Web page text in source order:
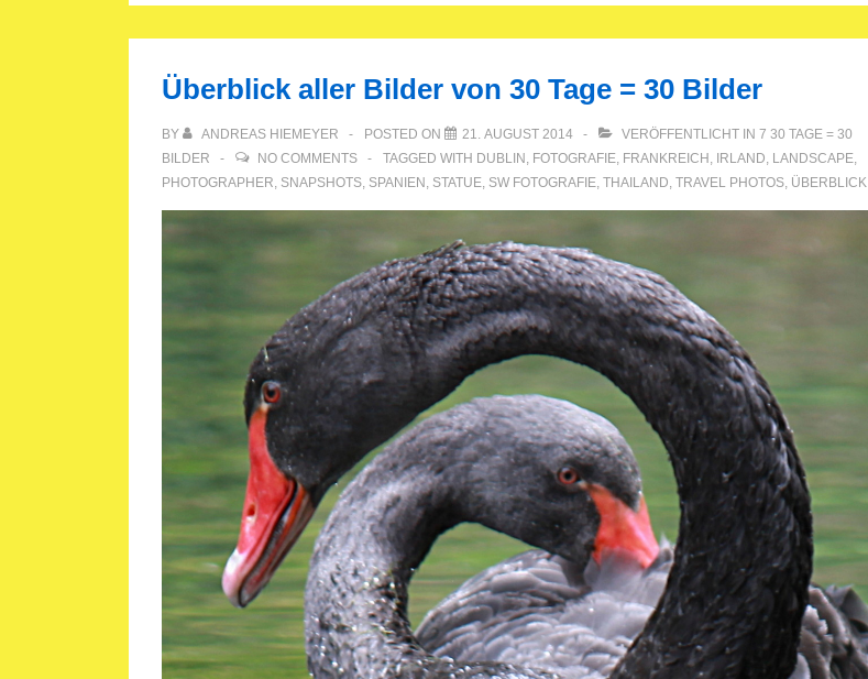
Überblick aller Bilder von 30 Tage = 30 Bilder
BY ANDREAS HIEMEYER POSTED ON 21. AUGUST 2014 VERÖFFENTLICHT IN 7 30 TAGE = 30
BILDER
NO COMMENTS TAGGED WITH DUBLIN , FOTOGRAFIE, FRANKREICH , IRLAND, LANDSCAPE,
PHOTOGRAPHER, SNAPSHOTS, SPANIEN , STATUE, SW FOTOGRAFIE, THAILAND, TRAVEL PHOTOS, ÜBERBLICK